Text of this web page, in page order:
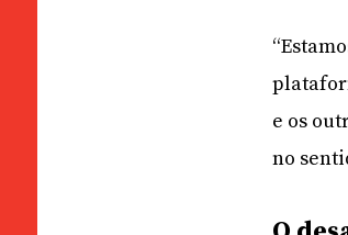
e os
no